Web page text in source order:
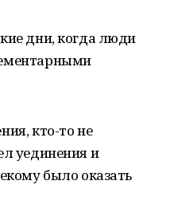
дни, когда люди
кто-то не
уединения и
было оказать